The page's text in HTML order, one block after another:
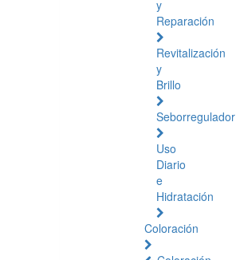
y
Reparación
Revitalización
y
Brillo
Seborregulador
Uso
Diario
e
Hidratación
Coloración